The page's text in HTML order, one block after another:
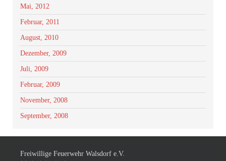
Mai, 2012
Februar, 2011
August, 2010
Dezember, 2009
Juli, 2009
Februar, 2009
November, 2008
September, 2008
Freiwillige Feuerwehr Walsdorf e.V.